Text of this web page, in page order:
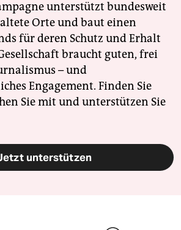
unterstützt bundesweit
Orte und baut einen
für deren Schutz und Erhalt
braucht guten, frei
– und
Engagement. Finden Sie
Sie mit und unterstützen Sie
unterstützen